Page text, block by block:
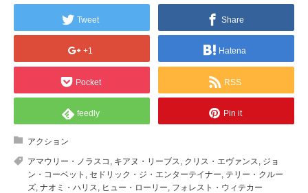
Tweet Share
+1 Hatena
Pocket RSS
feedly Pin it
アクション
アマウリー・ノラスコ キアヌ・リーブス クリス・エヴァンス
ジョ
ン・コーベット
セドリック・ジ・エンターテイナー テリー・クルー
ズ ナオミ・ハリス ヒュー・ローリー フォレスト・ウィテカー